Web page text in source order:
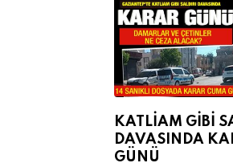
KATLİAM GİBİ
DAVASINDA
GÜNÜ